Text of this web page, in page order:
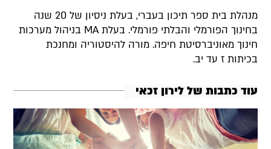
מנהלת בית ספר תיכון בעברי, בעלת ניסיון של 20 שנה
בחינוך הפורמלי והבלתי פורמלי. בעלת MA בניהול מערכות
חינוך מאוניברסיטת חיפה. מורה להיסטוריה ומחנכת
בכיתות ז עד יב.
עוד כתבות של לירון זכאי